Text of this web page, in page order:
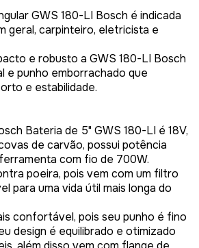
GWS 180-LI Bosch é indicada
geral, carpinteiro, eletricista e
e robusto a GWS 180-LI Bosch
e punho emborrachado que
e estabilidade.
Bateria de 5" GWS 180-LI é 18V,
de carvão, possui potência
com fio de 700W.
poeira, pois vem com um filtro
para uma vida útil mais longa do
confortável, pois seu punho é fino
design é equilibrado e otimizado